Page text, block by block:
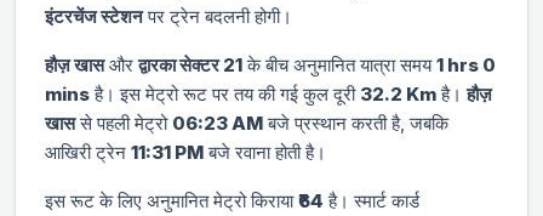
इंटरचेंज स्टेशनपर ट्रेन बदलनी होगी।
हौज़ खासऔरद्वारका सेक्टर 21के बीच अनुमानित यात्रा समय1 hrs 0
minsहै। इस मेट्रो रूट पर तय की गई कुल दूरी 32.2 Kmहै।हौज़
खाससे पहली मेट्रो 06:23 AMबजे प्रस्थान करती है, जबकि
आखिरी ट्रेन 11:31 PMबजे रवाना होती है।
इस रूट के लिए अनुमानित मेट्रो किराया₹64 है। स्मार्ट कार्ड